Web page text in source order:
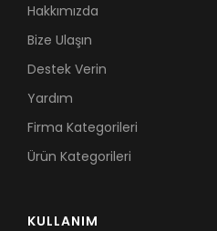
Hakkımızda
Bize Ulaşın
Destek Verin
Yardım
Firma Kategorileri
Ürün Kategorileri
KULLANIM